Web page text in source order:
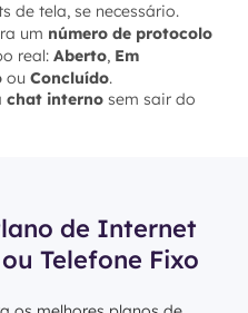
de tela, se necessário.
um número de protocolo
real:Aberto, Em
ouConcluído.
chat interno sem sair do
de Internet
Telefone Fixo